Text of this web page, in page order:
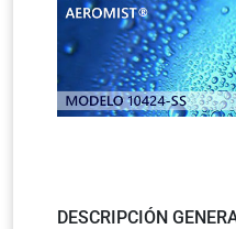
DESCRIPCIÓN